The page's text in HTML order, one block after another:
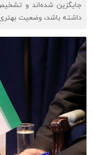
جایگزین شده‌اند و
داشته باشد، وضعیت